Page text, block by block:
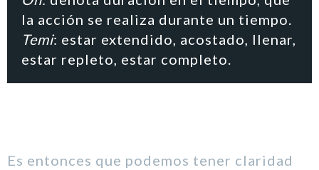
la acción se realiza durante un tiempo.
Temi: estar extendido, acostado, llenar,
estar repleto, estar completo.
Es entonces que podemos tener claridad